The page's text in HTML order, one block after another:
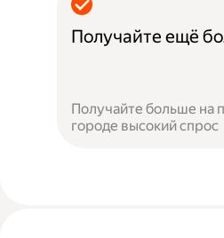
Получайте ещё
Получайте больше на
городе высокий спрос